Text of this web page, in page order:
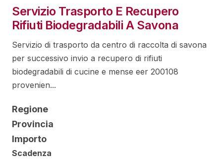
Servizio Trasporto E Recupero
Rifiuti Biodegradabili A Savona
Servizio di trasporto da centro di raccolta di savona
per successivo invio a recupero di rifiuti
biodegradabili di cucine e mense eer 200108
provenien...
Regione
Provincia
Importo
Scadenza